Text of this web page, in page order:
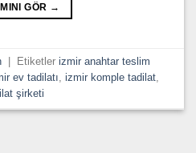
GÖR →
Etiketlerizmir anahtar teslim
ev tadilatı ,izmir komple tadilat
şirketi